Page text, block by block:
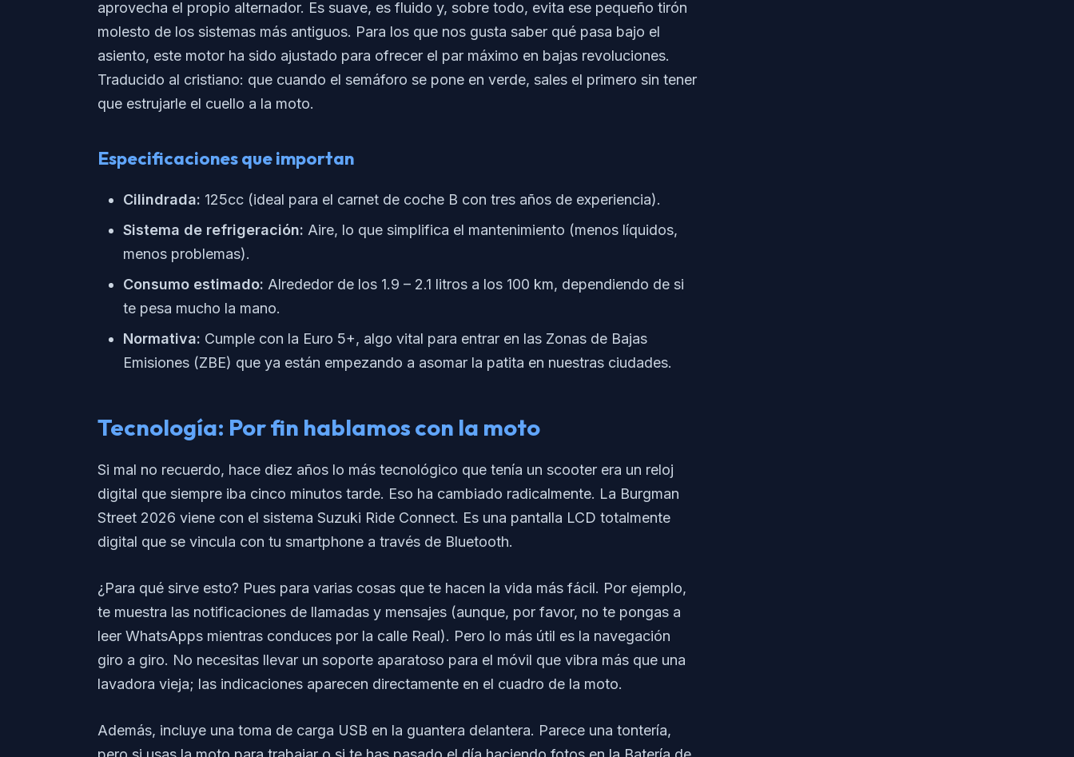
aprovecha el propio alternador. Es suave, es fluido y, sobre todo, evita ese pequeño tirón
molesto de los sistemas más antiguos. Para los que nos gusta saber qué pasa bajo el
asiento, este motor ha sido ajustado para ofrecer el par máximo en bajas revoluciones.
Traducido al cristiano: que cuando el semáforo se pone en verde, sales el primero sin tener
que estrujarle el cuello a la moto.
Especificaciones que importan
Cilindrada: 125cc (ideal para el carnet de coche B con tres años de experiencia).
Sistema de refrigeración: Aire, lo que simplifica el mantenimiento (menos líquidos,
menos problemas).
Consumo estimado: Alrededor de los 1.9 – 2.1 litros a los 100 km, dependiendo de si
te pesa mucho la mano.
Normativa: Cumple con la Euro 5+, algo vital para entrar en las Zonas de Bajas
Emisiones (ZBE) que ya están empezando a asomar la patita en nuestras ciudades.
Tecnología: Por fin hablamos con la moto
Si mal no recuerdo, hace diez años lo más tecnológico que tenía un scooter era un reloj
digital que siempre iba cinco minutos tarde. Eso ha cambiado radicalmente. La Burgman
Street 2026 viene con el sistema Suzuki Ride Connect. Es una pantalla LCD totalmente
digital que se vincula con tu smartphone a través de Bluetooth.
¿Para qué sirve esto? Pues para varias cosas que te hacen la vida más fácil. Por ejemplo,
te muestra las notificaciones de llamadas y mensajes (aunque, por favor, no te pongas a
leer WhatsApps mientras conduces por la calle Real). Pero lo más útil es la navegación
giro a giro. No necesitas llevar un soporte aparatoso para el móvil que vibra más que una
lavadora vieja; las indicaciones aparecen directamente en el cuadro de la moto.
Además, incluye una toma de carga USB en la guantera delantera. Parece una tontería,